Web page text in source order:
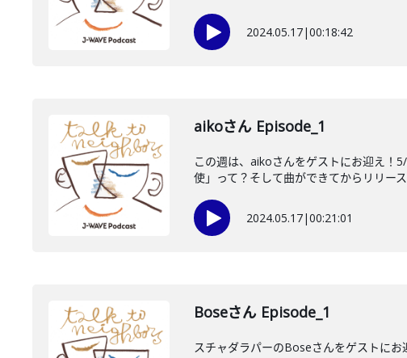
2024.05.17|00:18:42
aikoさん Episode_1
この週は、aikoさんをゲストにお迎え！
使」って？そして曲ができてからリリー
2024.05.17|00:21:01
Boseさん Episode_1
スチャダラパーのBoseさんをゲストに